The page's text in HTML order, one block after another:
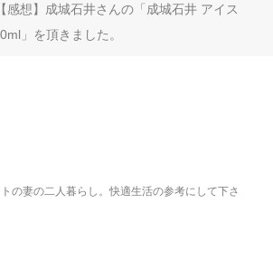
【感想】成城石井さんの「成城石井 アイス
」を頂きました。
の妻の二人暮らし。快適生活の参考にして下さ